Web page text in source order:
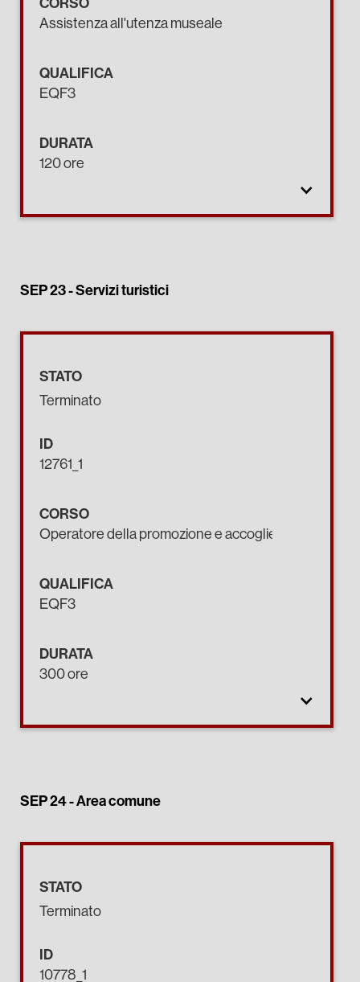
Assistenza all'utenza museale
QUALIFICA
EQF3
DURATA
120 ore
SEP 23 -Servizi turistici
STATO
Terminato
ID
12761_1
CORSO
Operatore della promozione e accoglienza turistica
QUALIFICA
EQF3
DURATA
300 ore
SEP 24 -Area comune
STATO
Terminato
ID
10778_1